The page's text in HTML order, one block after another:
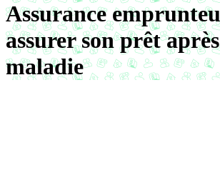
Assurance
assurer son prêt
maladie